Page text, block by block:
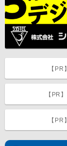
【PR
【PR】
【PR